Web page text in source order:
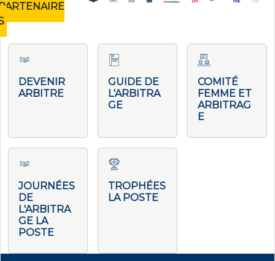
DEVENIR
ARBITRE
GUIDE DE
L'ARBITRA
GE
COMITÉ
FEMME ET
ARBITRAG
E
JOURNÉES
DE
L'ARBITRA
GE LA
POSTE
TROPHÉES
LA POSTE